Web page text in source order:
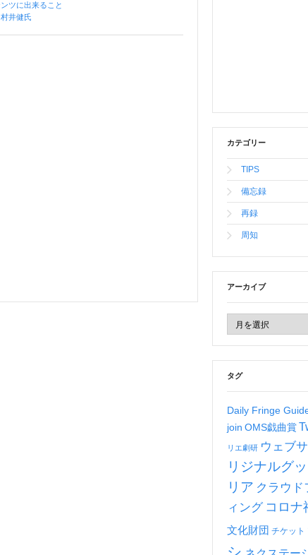
ツに出来ること
井健氏
カテゴリー
TIPS
備忘録
再録
周知
アーカイブ
タグ
Daily Fringe
join OMS戯曲賞
リエ劇研 ウェブ
リジナルグ
リア クラウド
ィング コロナ
文化財団 チケット